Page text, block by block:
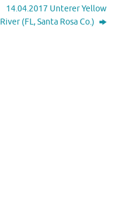
14.04.2017 Unterer Yellow
River (FL, Santa Rosa Co.)